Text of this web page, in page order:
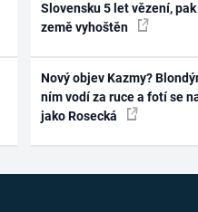
Slovensku 5 let vězení,
země vyhoštěn
Nový objev Kazmy?
ním vodí za ruce a fotí se
jako Rosecká